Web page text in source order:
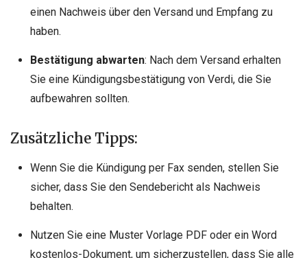
einen Nachweis über den Versand und Empfang zu
haben.
Bestätigung abwarten: Nach dem Versand erhalten
Sie eine Kündigungsbestätigung von Verdi, die Sie
aufbewahren sollten.
Zusätzliche Tipps:
Wenn Sie die Kündigung per Fax senden, stellen Sie
sicher, dass Sie den Sendebericht als Nachweis
behalten.
Nutzen Sie eine Muster Vorlage PDF oder ein Word
kostenlos-Dokument, um sicherzustellen, dass Sie alle